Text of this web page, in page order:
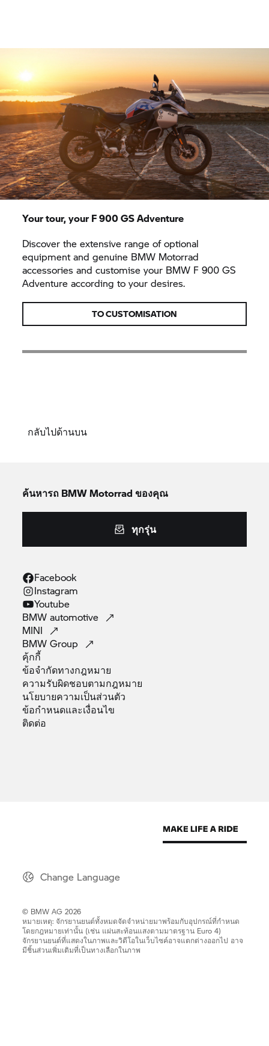
Your tour, your F 900 GS Adventure
Discover the extensive range of optional
equipment and genuine BMW Motorrad
accessories and customise your BMW F 900 GS
Adventure according to your desires.
TO CUSTOMISATION
กลับไปด้านบน
ค้นหารถ BMW Motorrad ของคุณ
ทุกรุ่น
Facebook
Instagram
Youtube
BMWautomotive
MINI
BMWGroup
คุ้กกี้
ข้อจำกัดทางกฎหมาย
ความรับผิดชอบตามกฎหมาย
นโยบายความเป็นส่วนตัว
ข้อกำหนดและเงื่อนไข
ติดต่อ
Change Language
© BMW AG 2026
หมายเหตุ: จักรยานยนต์ทั้งหมดจัดจำหน่ายมาพร้อมกับอุปกรณ์ที่กำหนด
โดยกฎหมายเท่านั้น (เช่น แผ่นสะท้อนแสงตามมาตรฐาน Euro 4)
จักรยานยนต์ที่แสดงในภาพและวิดีโอในเว็บไซค์อาจแตกต่างออกไป อาจ
มีชิ้นส่วนเพิ่มเติมที่เป็นทางเลือกในภาพ